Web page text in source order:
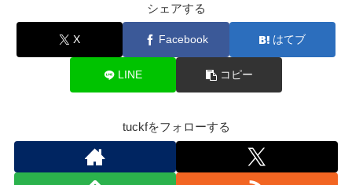
シェアする
X Facebook はてブ
LINE コピー
tuckfをフォローする